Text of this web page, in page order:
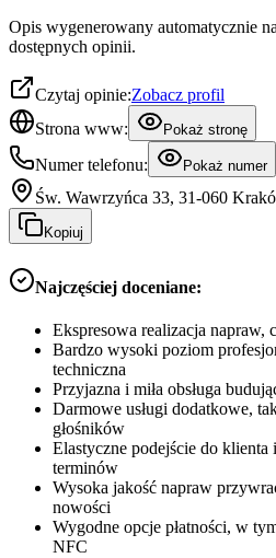
Opis wygenerowany automatycznie
dostępnych opinii.
Czytaj opinie:Zobacz profil
Strona www:
Pokaż stronę
Numer telefonu: Pokaż numer
Św. Wawrzyńca 33, 31-060
Kopiuj
Najczęściej doceniane:
Ekspresowa realizacja napraw,
Bardzo wysoki poziom
techniczna
Przyjazna i miła obsługa
Darmowe usługi dodatkowe,
głośników
Elastyczne podejście do
terminów
Wysoka jakość napraw
nowości
Wygodne opcje płatności, w
NFC